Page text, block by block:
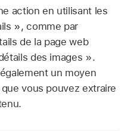
action en utilisant les
», comme par
de la page web
des images ».
un moyen
vous pouvez extraire